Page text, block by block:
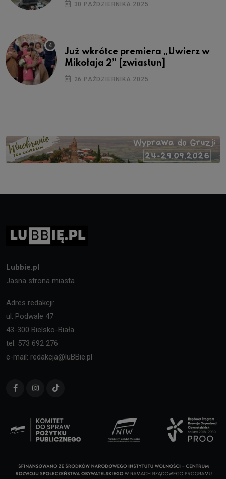
30 PAŹDZIERNIKA 2025
Już wkrótce premiera „Uwierz w
Mikołaja 2” [zwiastun]
26 PAŹDZIERNIKA 2025
Lubbie.pl
Jasna strona miasta
Adres redakcji:
ul. Podwale 47
43-300 Bielsko-Biała
tel. 573 692 276
e-mail: redakcja@luBBie.pl